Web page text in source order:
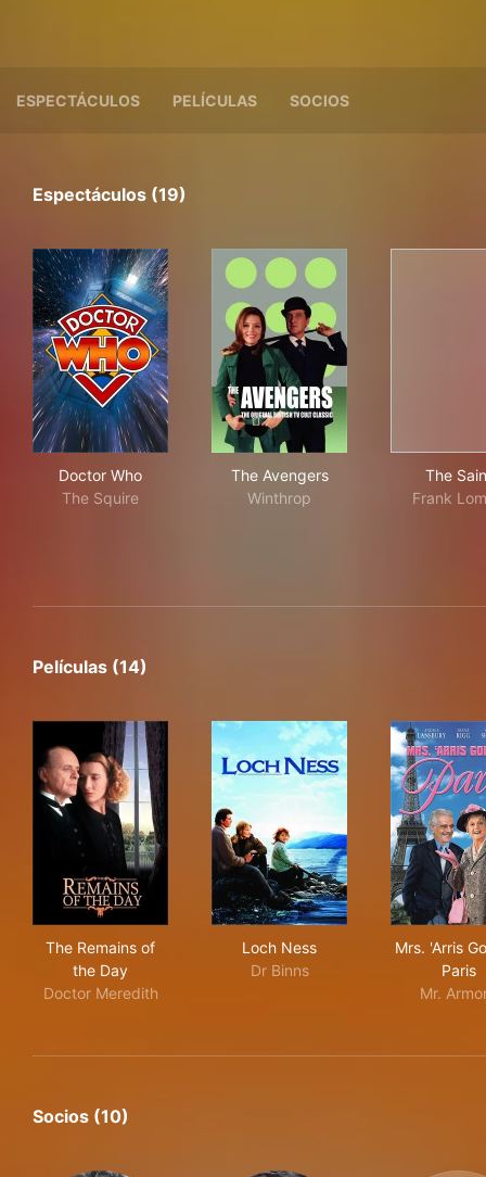
ESPECTÁCULOS PELÍCULAS SOCIOS
Espectáculos (19)
Doctor Who
The Squire
The Avengers
Winthrop
The
Frank
Películas (14)
The Remains of
the Day
Doctor Meredith
Loch Ness
Dr Binns
Mrs. 'Arris
Paris
Mr.
Socios (10)